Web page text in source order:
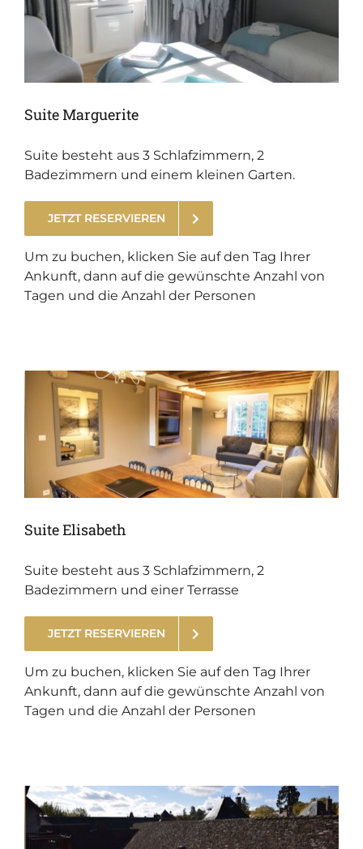
Suite Marguerite
Suite besteht aus 3 Schlafzimmern, 2
Badezimmern und einem kleinen Garten.
JETZT RESERVIEREN
.
Um zu buchen, klicken Sie auf den Tag Ihrer
Ankunft, dann auf die gewünschte Anzahl von
Tagen und die Anzahl der Personen
Suite Elisabeth
Suite besteht aus 3 Schlafzimmern, 2
Badezimmern und einer Terrasse
JETZT RESERVIEREN
.
Um zu buchen, klicken Sie auf den Tag Ihrer
Ankunft, dann auf die gewünschte Anzahl von
Tagen und die Anzahl der Personen